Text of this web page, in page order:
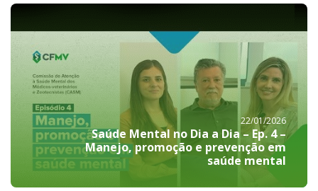
22/01/2026
Saúde Mental no Dia a Dia – Ep. 4 –
Manejo, promoção e prevenção em
saúde mental